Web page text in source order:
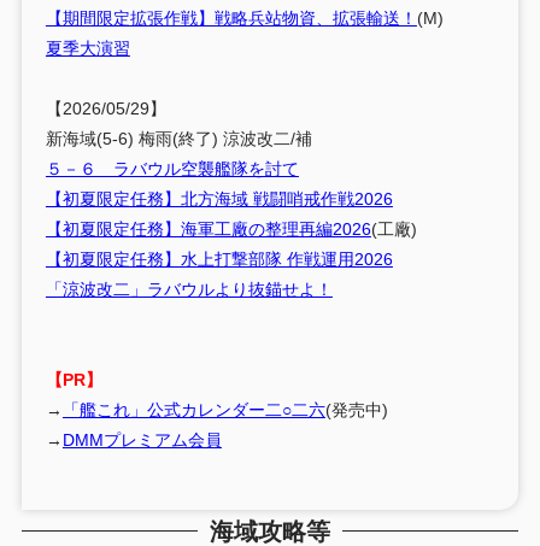
【期間限定拡張作戦】戦略兵站物資、拡張輸送！ (M)
夏季大演習
【2026/05/29】
新海域(5-6) 梅雨(終了) 涼波改二/補
５－６ ラバウル空襲艦隊を討て
【初夏限定任務】北方海域 戦闘哨戒作戦2026
【初夏限定任務】海軍工廠の整理再編2026(工廠)
【初夏限定任務】水上打撃部隊 作戦運用2026
「涼波改二」ラバウルより抜錨せよ！
【PR】
→
「艦これ」公式カレンダー二○二六(発売中)
→ DMMプレミアム会員
海域攻略等